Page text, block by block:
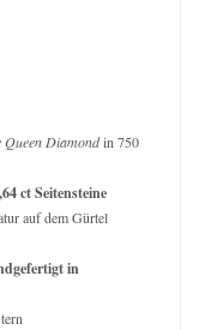
Queen Diamondin 750
ct Seitensteine
auf dem Gürtel
in